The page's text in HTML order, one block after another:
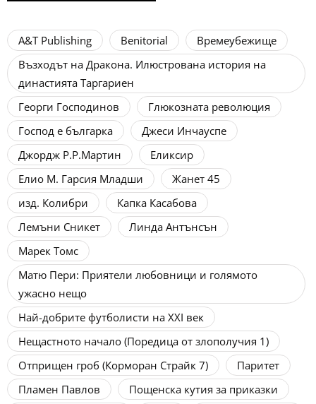
A&T Publishing Benitorial
Времеубежище
Възходът на Дракона. Илюстрована история на
династията Таргариен
Георги Господинов
Глюкозната революция
Господ е българка
Джеси Инчауспе
Джордж Р.Р.Мартин
Еликсир
Елио М. Гарсия Младши
Жанет 45
изд. Колибри
Капка Касабова
Лемъни Сникет
Линда Антънсън
Марек Томс
Матю Пери: Приятели любовници и голямото
ужасно нещо
Най-добрите футболисти на XXI век
Нещастното начало (Поредица от злополучия 1)
Отприщен гроб (Корморан Страйк 7)
Паритет
Пламен Павлов
Пощенска кутия за приказки